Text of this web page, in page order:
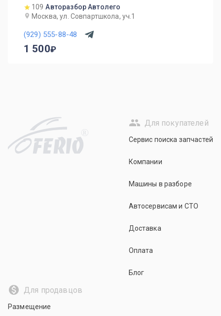
109 Авторазбор Автолего
Москва, ул. Совпартшкола, уч.1
(929) 555-88-48
1 500
R
Для покупателей
Сервис поиска запчастей
Компании
Машины в разборе
Автосервисам и СТО
Доставка
Оплата
Блог
Для продавцов
Размещение